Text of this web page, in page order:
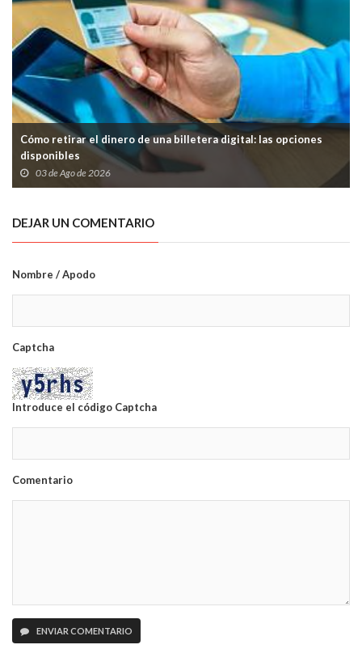
Cómo retirar el dinero de una billetera digital: las opciones
disponibles
03 de Ago de 2026
DEJAR UN COMENTARIO
Nombre / Apodo
Captcha
Introduce el código Captcha
Comentario
ENVIAR COMENTARIO